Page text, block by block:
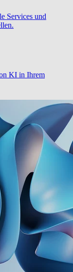
Services und
KI in Ihrem